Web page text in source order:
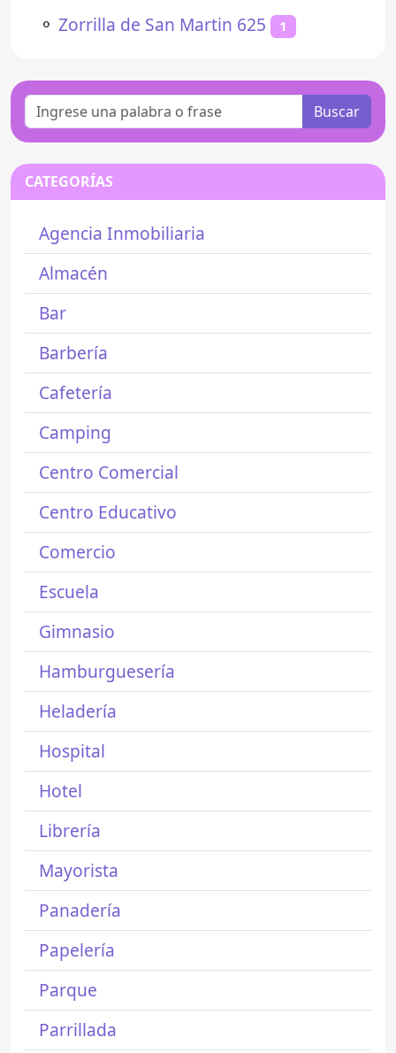
⚬ Zorrilla de San Martin 625 1
Buscar
CATEGORÍAS
Agencia Inmobiliaria
Almacén
Bar
Barbería
Cafetería
Camping
Centro Comercial
Centro Educativo
Comercio
Escuela
Gimnasio
Hamburguesería
Heladería
Hospital
Hotel
Librería
Mayorista
Panadería
Papelería
Parque
Parrillada